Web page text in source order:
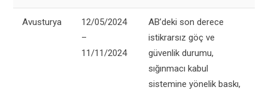
Avusturya
12/05/2024
–
11/11/2024
AB’deki son derece
istikrarsız göç ve
güvenlik durumu,
sığınmacı kabul
sistemine yönelik baskı,